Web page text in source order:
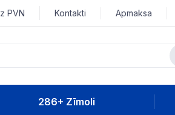
PVN Kontakti Apmaksa
286+ Zīmoli